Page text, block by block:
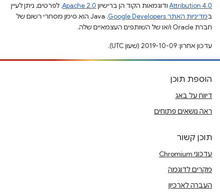
Attribution 4.0 ודוגמאות הקוד הן ברישיון Apache 2.0. לפרטים, ניתן לעיין
במדיניות האתר Google Developers‏
.‏ Java הוא סימן מסחרי רשום של
חברת Oracle ו/או של השותפים העצמאיים שלה.
עדכון אחרון: 2019-10-09 (שעון UTC).
הוספת תוכן
דיווח על באג
ראה נושאים פתוחים
תוכן קשור
עדכוני Chromium
מקרים לדוגמה
העברה לארכיון